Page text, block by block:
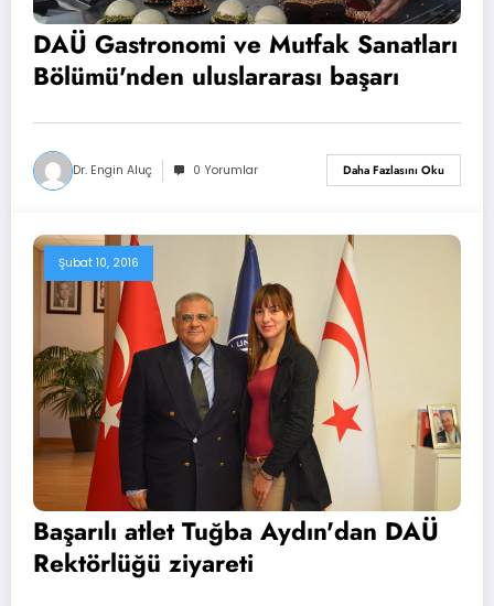
DAÜ Gastronomi ve Mutfak Sanatları
Bölümü'nden uluslararası başarı
Dr. Engin Aluç 0 Yorumlar Daha Fazlasını Oku
Şubat 10, 2016
Başarılı atlet Tuğba Aydın'dan DAÜ
Rektörlüğü ziyareti